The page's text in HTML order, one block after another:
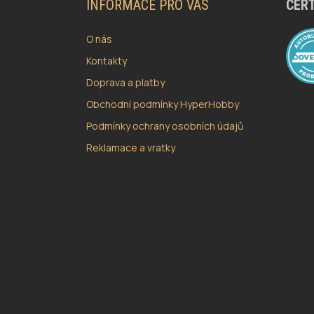
INFORMACE PRO VÁS
O nás
Kontakty
Doprava a platby
Obchodní podmínky HyperHobby
Podmínky ochrany osobních údajů
Reklamace a vratky